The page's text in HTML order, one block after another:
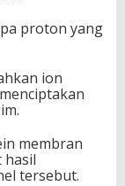
proton yang
ion
membran
hasil
tersebut.